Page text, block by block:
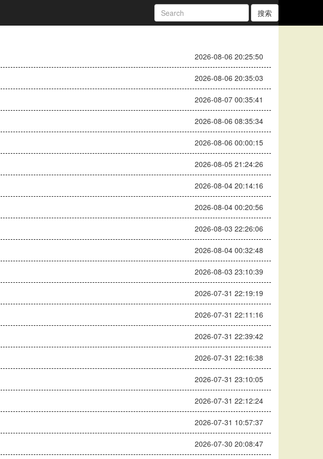
搜索
2026-08-06 20:25:50
2026-08-06 20:35:03
2026-08-07 00:35:41
2026-08-06 08:35:34
2026-08-06 00:00:15
2026-08-05 21:24:26
2026-08-04 20:14:16
2026-08-04 00:20:56
2026-08-03 22:26:06
2026-08-04 00:32:48
2026-08-03 23:10:39
2026-07-31 22:19:19
2026-07-31 22:11:16
2026-07-31 22:39:42
2026-07-31 22:16:38
2026-07-31 23:10:05
2026-07-31 22:12:24
2026-07-31 10:57:37
2026-07-30 20:08:47